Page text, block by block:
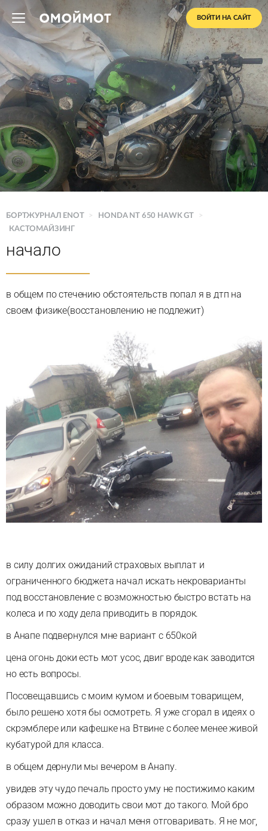
ВОЙТИ НА САЙТ
БОРТЖУРНАЛ ENOT > HONDA NT 650 HAWK GT
>
КАСТОМАЙЗИНГ
начало
в общем по стечению обстоятельств попал я в дтп на
своем физике(восстановлению не подлежит)
в силу долгих ожиданий страховых выплат и
ограниченного бюджета начал искать некроварианты
под восстановление с возможностью быстро встать на
колеса и по ходу дела приводить в порядок.
в Анапе подвернулся мне вариант с 650кой
цена огонь доки есть мот усос, двиг вроде как заводится
но есть вопросы.
Посовещавшись с моим кумом и боевым товарищем,
было решено хотя бы осмотреть. Я уже сгорал в идеях о
скрэмблере или кафешке на Втвине с более менее живой
кубатурой для класса.
в общем дернули мы вечером в Анапу.
увидев эту чудо печаль просто уму не постижимо каким
образом можно доводить свои мот до такого. Мой бро
сразу ушел в отказ и начал меня отговаривать. Я не мог,